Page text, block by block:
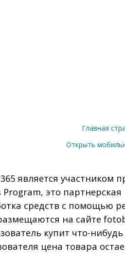
Главная
Открыть
является участником
Program, это
средств с помощью
на сайте
купит что-
цена товара